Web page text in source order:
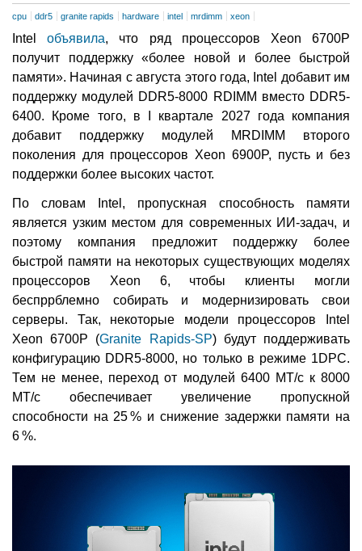
cpu ddr5 granite rapids hardware intel mrdimm xeon
Intelобъявила, что ряд процессоров Xeon 6700P
получит поддержку «более новой и более быстрой
памяти». Начиная с августа этого года, Intel добавит им
поддержку модулей DDR5-8000 RDIMM вместо DDR5-
6400. Кроме того, в I квартале 2027 года компания
добавит поддержку модулей MRDIMM второго
поколения для процессоров Xeon 6900P, пусть и без
поддержки более высоких частот.
По словам Intel, пропускная способность памяти
является узким местом для современных ИИ-задач, и
поэтому компания предложит поддержку более
быстрой памяти на некоторых существующих моделях
процессоров Xeon 6, чтобы клиенты могли
беспррблемно собирать и модернизировать свои
серверы. Так, некоторые модели процессоров Intel
Xeon 6700P (Granite Rapids-SP) будут поддерживать
конфигурацию DDR5-8000, но только в режиме 1DPC.
Тем не менее, переход от модулей 6400 МТ/с к 8000
МТ/с обеспечивает увеличение пропускной
способности на 25 % и снижение задержки памяти на
6 %.